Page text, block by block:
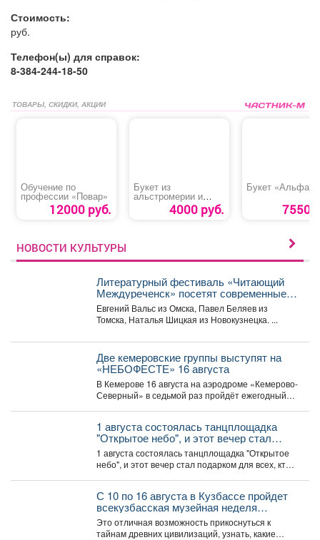
Стоимость:
руб.
Телефон(ы) для справок:
8-384-244-18-50
ТОВАРЫ, СКИДКИ, АКЦИИ
Обучение по
профессии «Повар»
12000 руб.
Букет из
альстромерии и
кустовой розы4000 руб.
Букет «Альфа»
7550
НОВОСТИ КУЛЬТУРЫ
Литературный фестиваль «Читающий
Междуреченск» посетят современные
сибирские писатели
Евгений Вальс из Омска, Павел Беляев из
Томска, Наталья Шицкая из Новокузнецка. ...
Две кемеровские группы выступят на
«НЕБОФЕСТЕ» 16 августа
В Кемерове 16 августа на аэродроме «Кемерово-
Северный» в седьмой раз пройдёт ежегодный
1 августа состоялась танцплощадка
"Открытое небо", и этот вечер стал
подарком для всех, кто любит музыку,
движение и искренние эмоции.
1 августа состоялась танцплощадка "Открытое
небо", и этот вечер стал подарком для всех, кто
С 10 по 16 августа в Кузбассе пройдет
всекузбасская музейная неделя
археологии и палеонтологии.
Это отличная возможность прикоснуться к
тайнам древних цивилизаций, узнать, какие